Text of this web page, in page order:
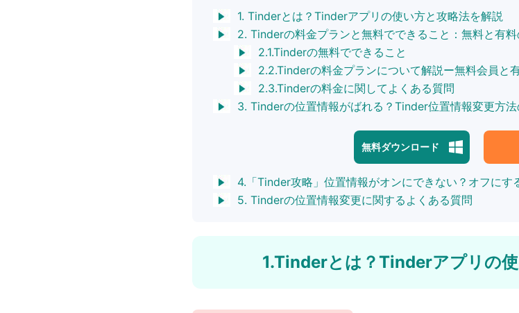
1. Tinderとは？Tinderアプリの使い方と攻略法を解説
2. Tinderの料金プランと無料でできること：無料と有
2.1.Tinderの無料でできること
2.2.Tinderの料金プランについて解説ー無料会員と
2.3.Tinderの料金に関してよくある質問
3. Tinderの位置情報がばれる？Tinder位置情報変更方法
無料ダウンロード
4.「Tinder攻略」位置情報がオンにできない？オフにす
5. Tinderの位置情報変更に関するよくある質問
1.Tinderとは？Tinderアプリの